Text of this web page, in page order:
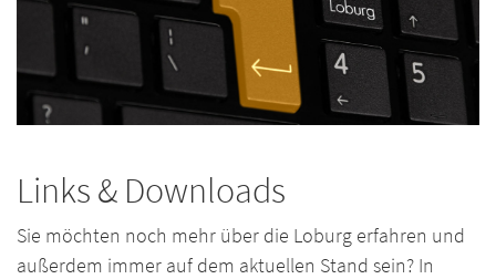
Links & Downloads
Sie möchten noch mehr über die Loburg erfahren und
außerdem immer auf dem aktuellen Stand sein? In